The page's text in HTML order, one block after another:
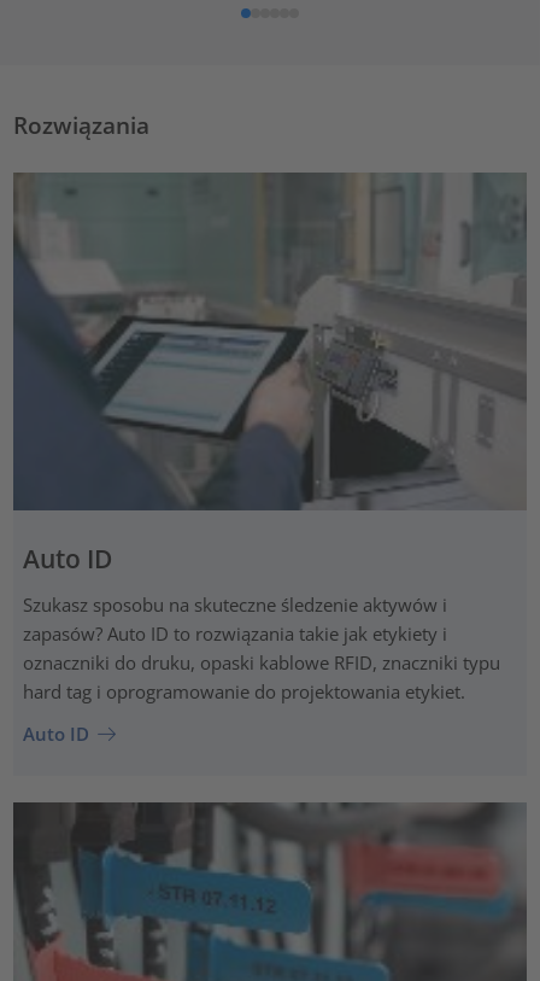
Rozwiązania
Auto ID
Szukasz sposobu na skuteczne śledzenie aktywów i
zapasów? Auto ID to rozwiązania takie jak etykiety i
oznaczniki do druku, opaski kablowe RFID, znaczniki typu
hard tag i oprogramowanie do projektowania etykiet.
Auto ID